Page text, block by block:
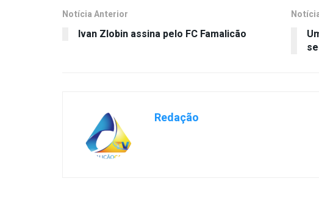
Notícia Anterior
Ivan Zlobin assina pelo FC Famalicão
Redação